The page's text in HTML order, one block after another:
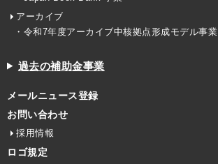
アーカイブ
・令和7年度アーカイブ中核拠点形成モデル事業
過去の補助金事業
メールニュース登録
お問い合わせ
採用情報
ロゴ規定